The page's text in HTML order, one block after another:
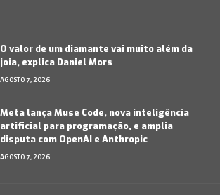
O valor de um diamante vai muito além da
joia, explica Daniel Mors
AGOSTO 7, 2026
Meta lança Muse Code, nova inteligência
artificial para programação, e amplia
disputa com OpenAI e Anthropic
AGOSTO 7, 2026